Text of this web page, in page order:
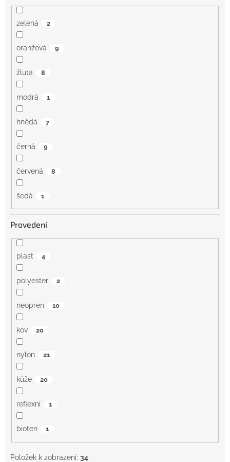
zelená 2
oranžová 9
žlutá 8
modrá 1
hnědá 7
černá 9
červená 8
šedá 1
Provedení
plast 4
polyester 2
neopren 10
kov 20
nylon 21
kůže 20
reflexní 1
bioten 1
Položek k zobrazení: 34